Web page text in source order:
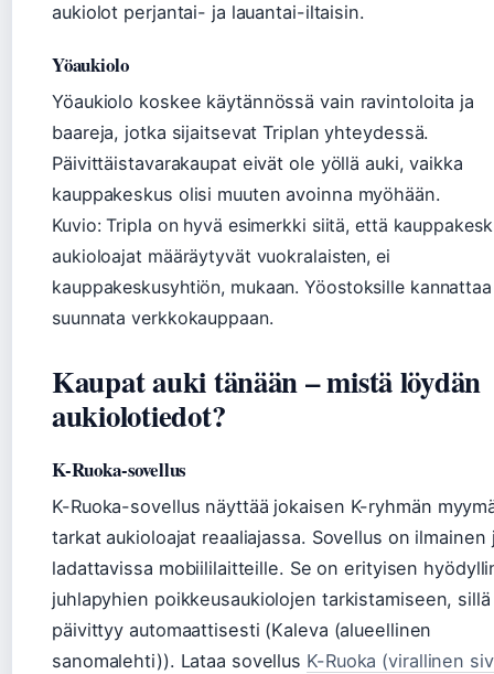
aukiolot perjantai- ja lauantai-iltaisin.
Yöaukiolo
Yöaukiolo koskee käytännössä vain ravintoloita ja
baareja, jotka sijaitsevat Triplan yhteydessä.
Päivittäistavarakaupat eivät ole yöllä auki, vaikka
kauppakeskus olisi muuten avoinna myöhään.
Kuvio: Tripla on hyvä esimerkki siitä, että
aukioloajat määräytyvät vuokralaisten, ei
kauppakeskusyhtiön, mukaan. Yöostoksille kannattaa
suunnata verkkokauppaan.
Kaupat auki tänään – mistä löydän
aukiolotiedot?
K-Ruoka-sovellus
K-Ruoka-sovellus näyttää jokaisen K-ryhmän
tarkat aukioloajat reaaliajassa. Sovellus on ilmainen
ladattavissa mobiililaitteille. Se on erityisen
juhlapyhien poikkeusaukiolojen tarkistamiseen,
päivittyy automaattisesti (Kaleva (alueellinen
sanomalehti)). Lataa sovellus K-Ruoka (virallinen